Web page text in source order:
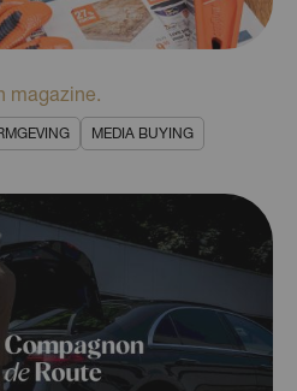
magazine.
MEDIA BUYING